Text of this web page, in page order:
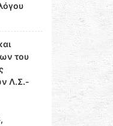
του
Λ.Σ.-